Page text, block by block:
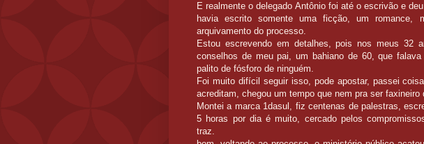
E realmente o delegado Antônio foi até o escrivão e
havia escrito somente uma ficção, um
arquivamento do processo.
Estou escrevendo em detalhes, pois nos meus 32
conselhos de meu pai, um bahiano de 60, que
palito de fósforo de ninguém.
Foi muito difícil seguir isso, pode apostar, passei
acreditam, chegou um tempo que nem pra ser faxineiro
Montei a marca 1dasul, fiz centenas de palestras,
5 horas por dia é muito, cercado pelos
traz.